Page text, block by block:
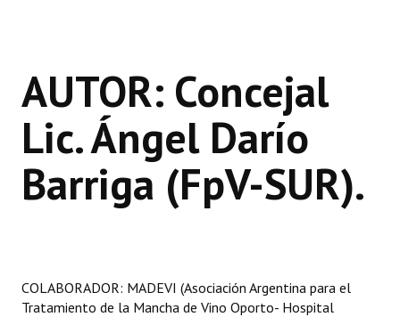
AUTOR: Concejal
Lic. Ángel Darío
Barriga (FpV-SUR).
COLABORADOR: MADEVI (Asociación Argentina para el
Tratamiento de la Mancha de Vino Oporto- Hospital